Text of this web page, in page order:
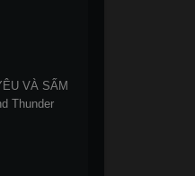
VÀ SẤM
Thunder